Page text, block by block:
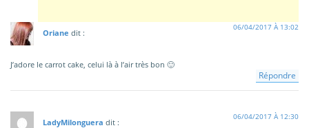
Oriane dit :
06/04/2017 À 13:02
J’adore le carrot cake, celui là à l’air très bon 🙂
Répondre
LadyMilonguera dit :
06/04/2017 À 12:30